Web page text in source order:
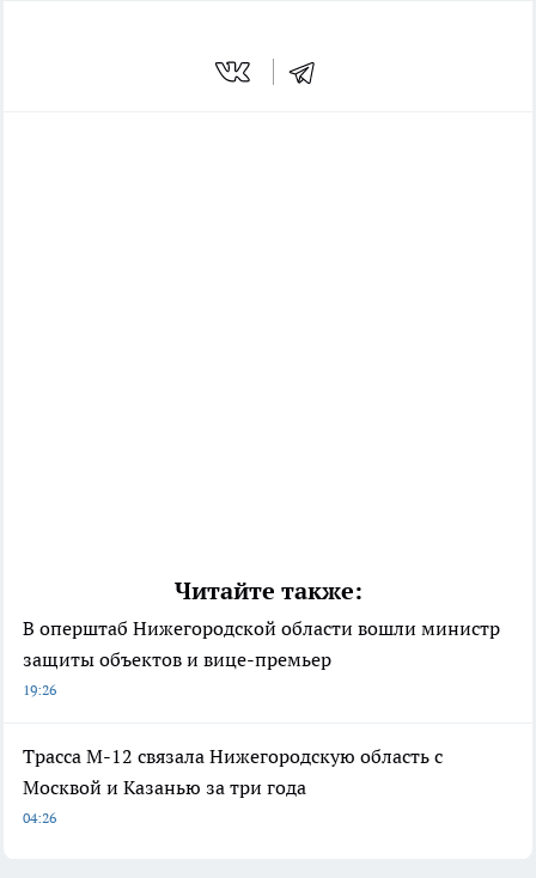
Читайте также:
В оперштаб Нижегородской области вошли министр
защиты объектов и вице-премьер
19:26
Трасса М-12 связала Нижегородскую область с
Москвой и Казанью за три года
04:26